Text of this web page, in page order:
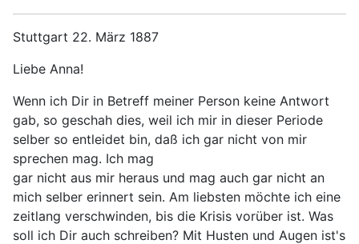
Stuttgart 22. März 1887
Liebe Anna!
Wenn ich Dir in Betreff meiner Person keine Antwort
gab, so geschah dies, weil ich mir in dieser Periode
selber so entleidet bin, daß ich gar nicht von mir
sprechen mag. Ich mag
gar nicht aus mir heraus und mag auch gar nicht an
mich selber erinnert sein. Am liebsten möchte ich eine
zeitlang verschwinden, bis die Krisis vorüber ist. Was
soll ich Dir auch schreiben? Mit Husten und Augen ist's